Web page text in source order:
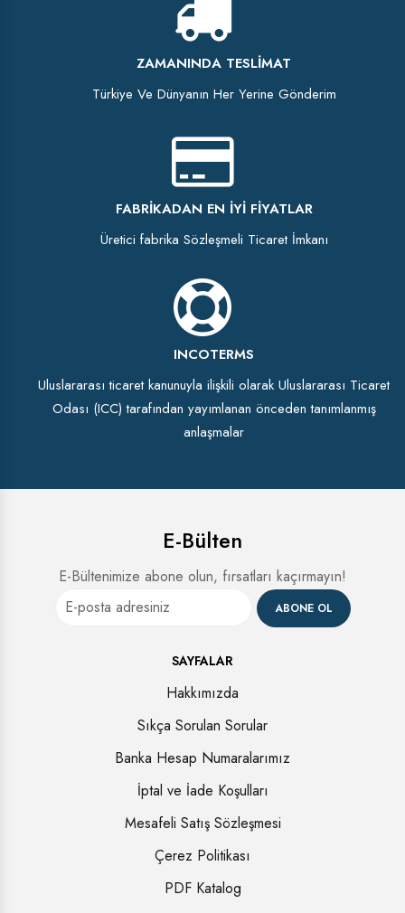
ZAMANINDA TESLIMAT
Türkiye Ve Dünyanın Her Yerine Gönderim
FABRIKADAN EN İYI FIYATLAR
Üretici fabrika Sözleşmeli Ticaret İmkanı
INCOTERMS
Uluslararası ticaret kanunuyla ilişkili olarak Uluslararası Ticaret
Odası (ICC) tarafından yayımlanan önceden tanımlanmış
anlaşmalar
E-Bülten
E-Bültenimize abone olun, fırsatları kaçırmayın!
ABONE OL
SAYFALAR
Hakkımızda
Sıkça Sorulan Sorular
Banka Hesap Numaralarımız
İptal ve İade Koşulları
Mesafeli Satış Sözleşmesi
Çerez Politikası
PDF Katalog